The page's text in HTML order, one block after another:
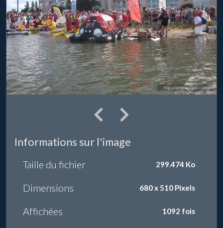
Informations sur l'image
Taille du fichier 299.474 Ko
Dimensions 680 x 510 Pixels
Affichées 1092 fois